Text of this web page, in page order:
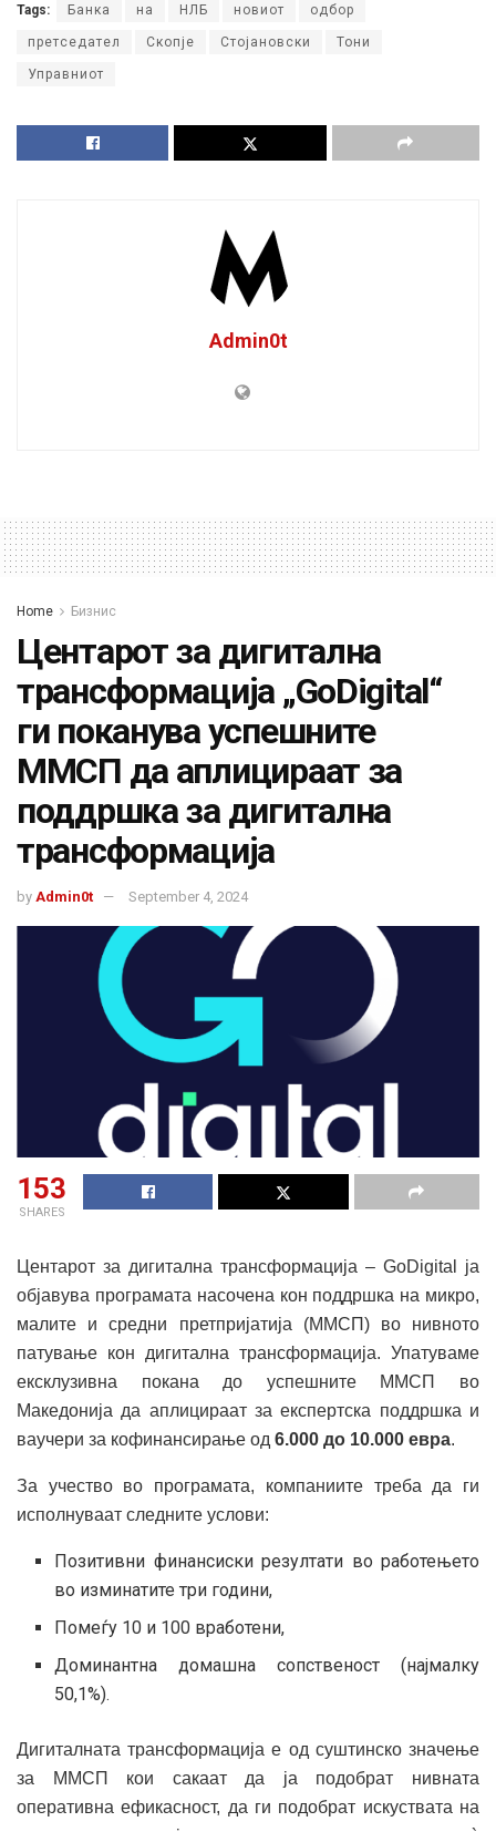
Tags: Банка на НЛБ новиот одбор
претседател Скопје Стојановски Тони
Управниот
Admin0t
Home Бизнис
Центарот за дигитална
трансформација „GoDigital“
ги поканува успешните
ММСП да аплицираат за
поддршка за дигитална
трансформација
by Admin0t September 4, 2024
153
SHARES
Центарот за дигитална трансформација – GoDigital ја
објавува програмата насочена кон поддршка на микро,
малите и средни претпријатија (ММСП) во нивното
патување кон дигитална трансформација. Упатуваме
ексклузивна покана до успешните ММСП во
Македонија да аплицираат за експертска поддршка и
ваучери за кофинансирање од 6.000 до 10.000 евра.
За учество во програмата, компаниите треба да ги
исполнуваат следните услови:
Позитивни финансиски резултати во работењето
во изминатите три години,
Помеѓу 10 и 100 вработени,
Доминантна домашна сопственост (најмалку
50,1%).
Дигиталната трансформација е од суштинско значење
за ММСП кои сакаат да ја подобрат нивната
оперативна ефикасност, да ги подобрат искуствата на